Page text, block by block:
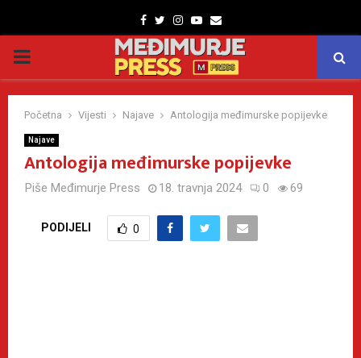
Facebook
TwitterInstagram
Youtube
Email
PRIMARY
MENU
Početna Vijesti Najave Antologija međimurske popijevke
Najave
Antologija međimurske popijevke
Piše Međimurje Press 18. travnja 2024 0 69
PODIJELI 0